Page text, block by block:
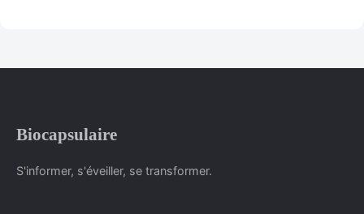
Biocapsulaire
S'informer, s'éveiller, se transformer.